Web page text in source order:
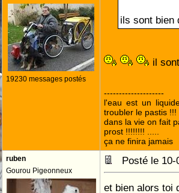
19230 messages postés
ils sont bien
il
--------------------
l'eau est un
troubler le pastis !!!
dans la vie on fait
prost !!!!!!!! .....
ça ne finira jamais
ruben
Gourou Pigeonneux
Posté le
et bien alors toi